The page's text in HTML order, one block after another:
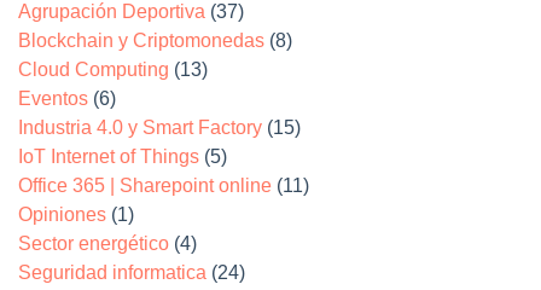
Agrupación Deportiva (37)
Blockchain y Criptomonedas (8)
Cloud Computing (13)
Eventos (6)
Industria 4.0 y Smart Factory (15)
IoT Internet of Things (5)
Office 365 | Sharepoint online (11)
Opiniones (1)
Sector energético (4)
Seguridad informatica (24)